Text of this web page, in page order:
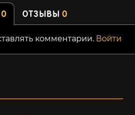
0 ОТЗЫВЫ 0
комментарии. Войти